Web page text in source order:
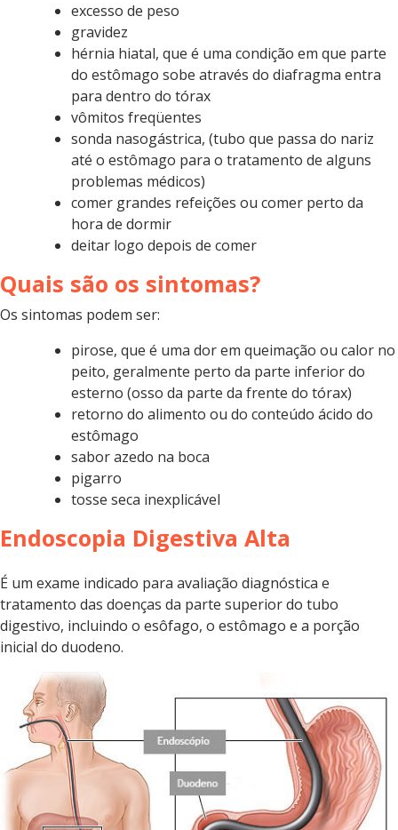
excesso de peso
gravidez
hérnia hiatal, que é uma condição em que parte
do estômago sobe através do diafragma entra
para dentro do tórax
vômitos freqüentes
sonda nasogástrica, (tubo que passa do nariz
até o estômago para o tratamento de alguns
problemas médicos)
comer grandes refeições ou comer perto da
hora de dormir
deitar logo depois de comer
Quais são os sintomas?
Os sintomas podem ser:
pirose, que é uma dor em queimação ou calor no
peito, geralmente perto da parte inferior do
esterno (osso da parte da frente do tórax)
retorno do alimento ou do conteúdo ácido do
estômago
sabor azedo na boca
pigarro
tosse seca inexplicável
Endoscopia Digestiva Alta
É um exame indicado para avaliação diagnóstica e
tratamento das doenças da parte superior do tubo
digestivo, incluindo o esôfago, o estômago e a porção
inicial do duodeno.